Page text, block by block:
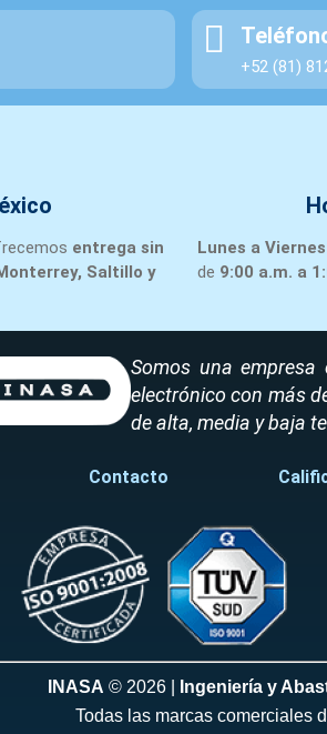
+52 (81)
entrega sin
Saltillo y
Lunes a Viernes
de 9:00 a.m. a
Somos una
electrónico con más
de alta, media y baja
Contacto
INASA © 2026 | Ingeniería y
Todas las marcas comerciales